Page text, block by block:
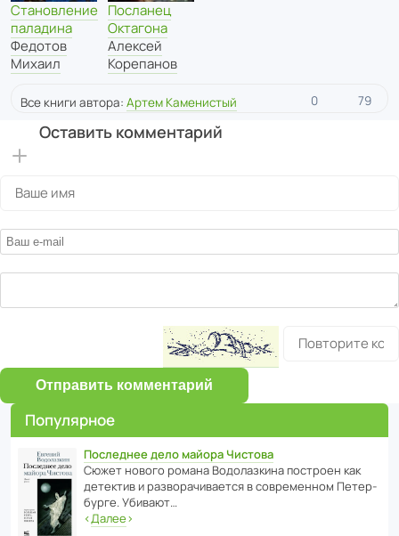
Становление
паладина
Федотов
Михаил
Посланец
Октагона
Алексей
Корепанов
Все книги автора: Артем Каменистый 0 79
Оставить комментарий
Отправить комментарий
Популярное
Последнее дело майора Чистова
Сюжет нового романа Водо­ла­з­кина пост­роен как
дете­ктив и разво­ра­чи­ва­ется в совре­менном Пете­р­
бурге. Убивают…
‹Далее›